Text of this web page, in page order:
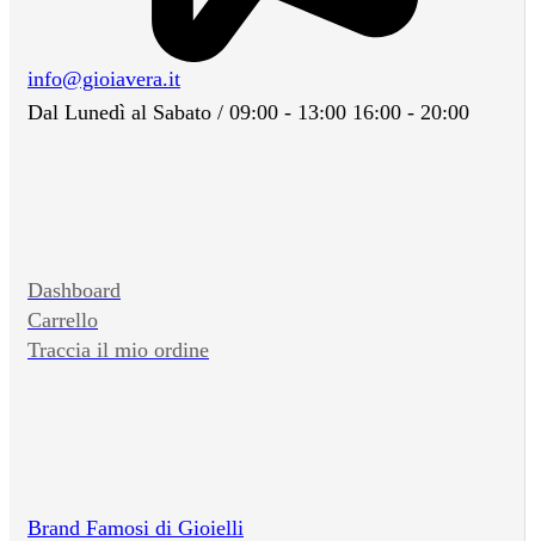
info@gioiavera.it
Dal Lunedì al Sabato / 09:00 - 13:00 16:00 - 20:00
Dashboard
Carrello
Traccia il mio ordine
Brand Famosi di Gioielli